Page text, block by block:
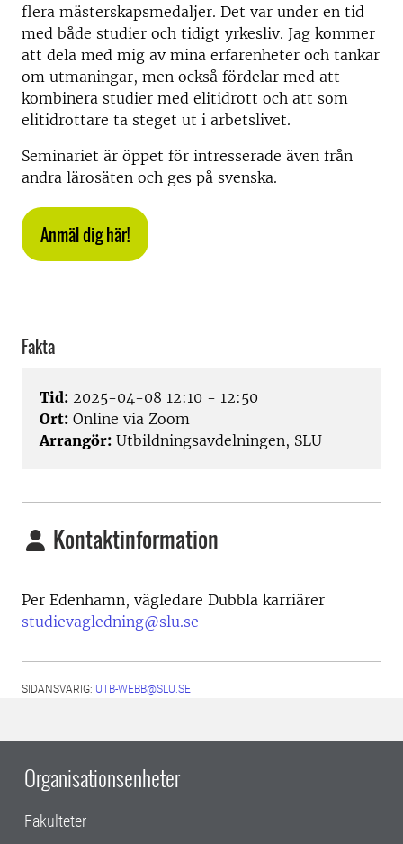
flera mästerskapsmedaljer. Det var under en tid
med både studier och tidigt yrkesliv. Jag kommer
att dela med mig av mina erfarenheter och tankar
om utmaningar, men också fördelar med att
kombinera studier med elitidrott och att som
elitidrottare ta steget ut i arbetslivet.
Seminariet är öppet för intresserade även från
andra lärosäten och ges på svenska.
Anmäl dig här!
Fakta
Tid: 2025-04-08 12:10 - 12:50
Ort: Online via Zoom
Arrangör: Utbildningsavdelningen, SLU
Kontaktinformation
Per Edenhamn, vägledare Dubbla karriärer
studievagledning@slu.se
SIDANSVARIG: UTB-WEBB@SLU.SE
Organisationsenheter
Fakulteter